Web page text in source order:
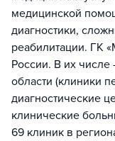
медицинской
диагностики,
реабилитации. ГК
России. В их
области (клиники
диагностические
клинические
69 клиник в